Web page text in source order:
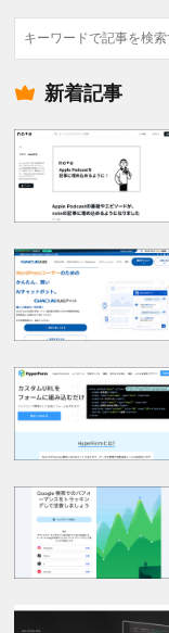
検
索
新着記事